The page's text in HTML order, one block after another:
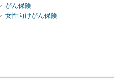
がん保険
女性向けがん保険